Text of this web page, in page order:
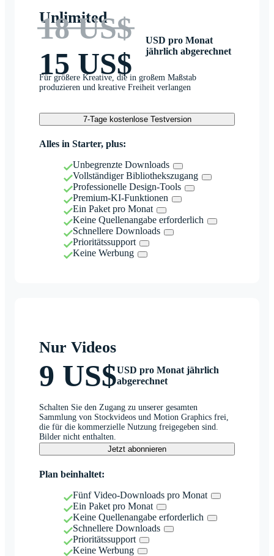
Unlimited
18 US$
15 US$
USD pro Monat
jährlich abgerechnet
Für größere Kreative, die in großem Maßstab
produzieren und kreative Freiheit verlangen
7-Tage kostenlose Testversion
Alles in Starter, plus:
Unbegrenzte Downloads
Vollständiger Bibliothekszugang
Professionelle Design-Tools
Premium-KI-Funktionen
Ein Paket pro Monat
Keine Quellenangabe erforderlich
Schnellere Downloads
Prioritätssupport
Keine Werbung
Nur Videos
9 US$USD pro Monat jährlich
abgerechnet
Schalten Sie den Zugang zu unserer gesamten
Sammlung von Stockvideos und Motion Graphics frei,
die für die kommerzielle Nutzung freigegeben sind.
Bilder nicht enthalten.
Jetzt abonnieren
Plan beinhaltet:
Fünf Video-Downloads pro Monat
Ein Paket pro Monat
Keine Quellenangabe erforderlich
Schnellere Downloads
Prioritätssupport
Keine Werbung